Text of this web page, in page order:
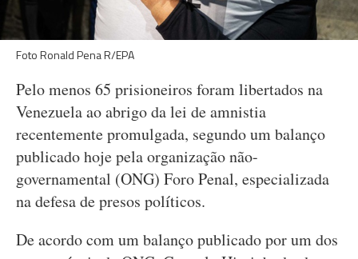
Foto Ronald Pena R/EPA
Pelo menos 65 prisioneiros foram libertados na
Venezuela ao abrigo da lei de amnistia
recentemente promulgada, segundo um balanço
publicado hoje pela organização não-
governamental (ONG) Foro Penal, especializada
na defesa de presos políticos.
De acordo com um balanço publicado por um dos